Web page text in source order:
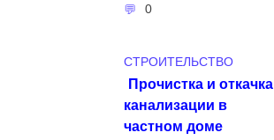
0
СТРОИТЕЛЬСТВО
Прочистка и откачка
канализации в
частном доме